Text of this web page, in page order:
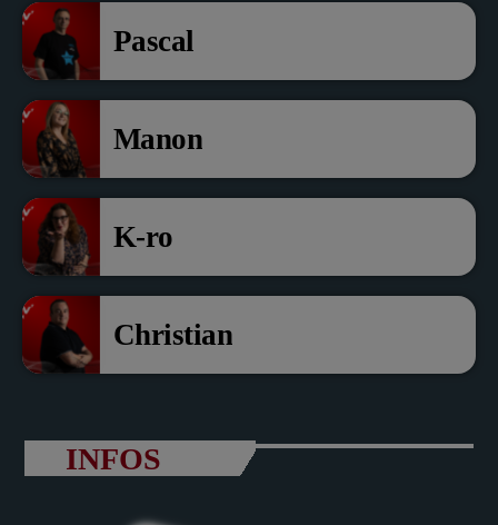
Pascal
Manon
K-ro
Christian
INFOS